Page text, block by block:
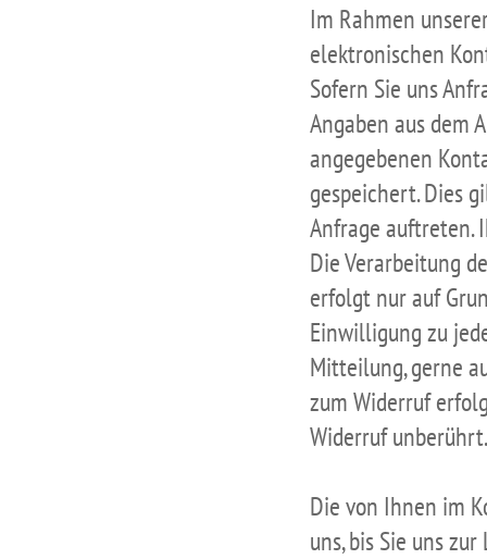
Im Rahmen
elektronischen
Sofern Sie uns
Angaben aus dem
angegebenen
gespeichert. Dies
Anfrage auftreten.
Die Verarbeitung
erfolgt nur auf
Einwilligung zu
Mitteilung, gerne
zum Widerruf
Widerruf unberührt.
Die von Ihnen im
uns, bis Sie uns